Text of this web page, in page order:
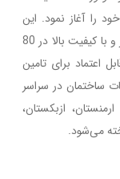
را آغاز نمود. این
مجموعه کامل و تخصصی با ارائه محصولات معتبر و با کیفیت بالا در 80
اعتماد برای تامین
ساختمان در سراسر
ازبکستان،
می‌شود.